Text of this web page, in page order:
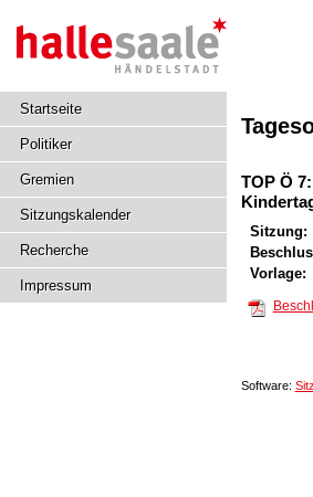
Startseite
Politiker
Gremien
Sitzungskalender
Recherche
Impressum
TOP Ö
Sitzung:
Vorlage:
Software: